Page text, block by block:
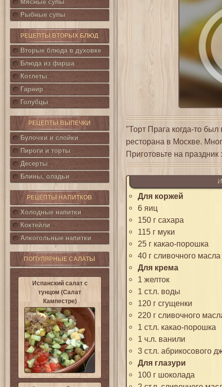
Мясные супы
Рыбные супы
РЕЦЕПТЫ ВТОРЫХ БЛЮД
Вторые блюда в духовке
Блюда из фарша
Котлеты
Гарнир
Голубцы
РЕЦЕПТЫ ВЫПЕЧКИ
Булочки и слойки
Пироги и торты
Десерты
Блины, оладьи
РЕЦЕПТЫ НАПИТКОВ
Холодные напитки
Коктейли
Алкогольные напитки
ПОПУЛЯРНЫЕ САЛАТЫ
Испанский салат с
тунцом (Салат
Кампестре)
"Торт Прага когда-то был
ресторана в Москве.
Приготовьте на
Для коржей
6 яиц
150 г сахара
115 г муки
25 г какао-порошка
40 г сливочного масла
Для крема
1 желток
1 ст.л. воды
120 г сгущенки
220 г сливочного
1 ст.л. какао-порошка
1 ч.л. ванили
3 ст.л. абрикосового
Для глазури
100 г шоколада